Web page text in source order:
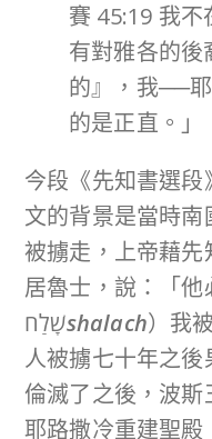
賽 45:19 我
有對雅各的後
的』，我──
的是正直。」
今段《先知書選
文的背景是當時
被擄走，上帝藉
居魯士，說：「
שָׁלַחshalach）我
人被擄七十年之
倫滅了之後，波斯
耶路撒冷重建聖